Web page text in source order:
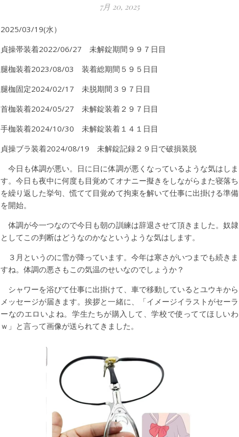
7月 20, 2025
2025/03/19(水）
貞操帯装着2022/06/27 未解錠期間９９７日目
腿枷装着2023/08/03 装着総期間５９５日目
腿枷固定2024/02/17 未脱期間３９７日目
首枷装着2024/05/27 未解錠装着２９７日目
手枷装着2024/10/30 未解錠装着１４１日目
貞操ブラ装着2024/08/19 未解錠記録２９日で破損装脱
今日も体調が悪い。日に日に体調が悪くなっているような気はしま
す。今日も夜中に何度も目覚めてオナニー擬きをしながらまた寝落ち
を繰り返した挙句、慌てて目覚めて拘束を解いて仕事に出掛ける準備
を開始。
体調が今一つなので今日も朝の訓練は辞退させて頂きました。奴隷
としてこの判断はどうなのかなというような気はします。
３月というのに雪が降っています。今年は寒さがいつまでも続きま
すね。体調の悪さもこの気温のせいなのでしょうか？
シャワーを浴びて仕事に出掛けて、車で移動しているとユウキから
メッセージが届きます。挨拶と一緒に、「イメージイラストがセーラ
ーなのエロいよね。学生たちが購入して、学校で使っててほしいわ
ｗ」と言って画像が送られてきました。